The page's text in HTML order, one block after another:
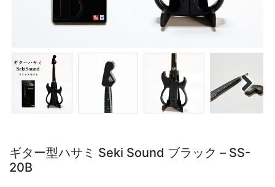
Next
ギター型ハサミ Seki Sound ブラック – SS-
20B